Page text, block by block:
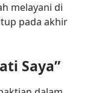
melayani di
pada akhir
Saya”